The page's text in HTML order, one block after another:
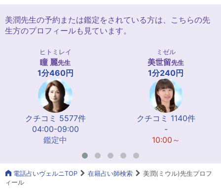
美潤先生の予約または鑑定をされている方は、こちらの先
生方のプロフィールも見ています。
ヒトミレイ
瞳 麗先生
1分460円
クチコミ 5577件
04:00-09:00
鑑定中
ミゼル
美世留先生
1分240円
クチコミ 1140件
-
10:00～
電話占いヴェルニTOP 在籍占い師検索
美潤(ミウル)先生プロフ
ィール